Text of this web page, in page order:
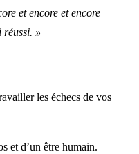
et encore et encore
réussi. »
les échecs de vos
et d’un être humain.